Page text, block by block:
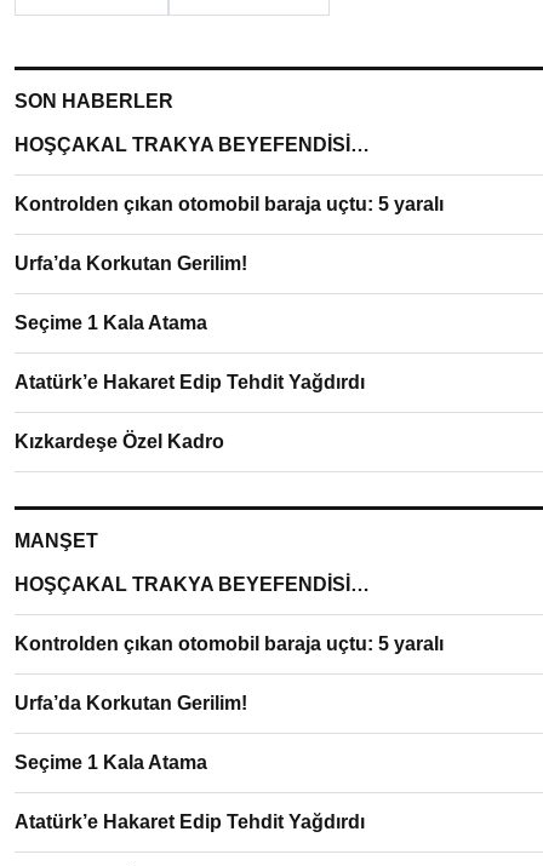
SON HABERLER
HOŞÇAKAL TRAKYA BEYEFENDİSİ…
Kontrolden çıkan otomobil baraja uçtu: 5 yaralı
Urfa’da Korkutan Gerilim!
Seçime 1 Kala Atama
Atatürk’e Hakaret Edip Tehdit Yağdırdı
Kızkardeşe Özel Kadro
MANŞET
HOŞÇAKAL TRAKYA BEYEFENDİSİ…
Kontrolden çıkan otomobil baraja uçtu: 5 yaralı
Urfa’da Korkutan Gerilim!
Seçime 1 Kala Atama
Atatürk’e Hakaret Edip Tehdit Yağdırdı